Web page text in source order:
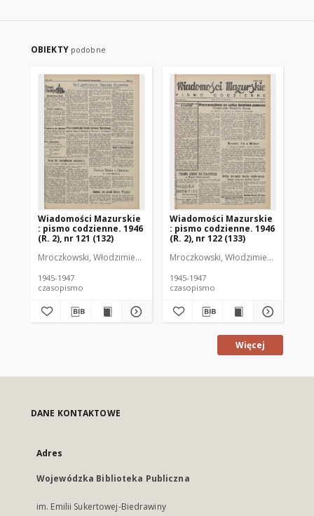
OBIEKTY podobne
Wiadomości Mazurskie
: pismo codzienne. 1946
(R. 2), nr 121 (132)
Mroczkowski, Włodzimierz (1902-1971). Redaktor
1945-1947
czasopismo
Wiadomości Mazurskie
: pismo codzienne. 1946
(R. 2), nr 122 (133)
Mroczkowski, Włodzimierz (1902-
1945-1947
czasopismo
Więcej
DANE KONTAKTOWE
Adres
Wojewódzka Biblioteka Publiczna
im. Emilii Sukertowej-Biedrawiny